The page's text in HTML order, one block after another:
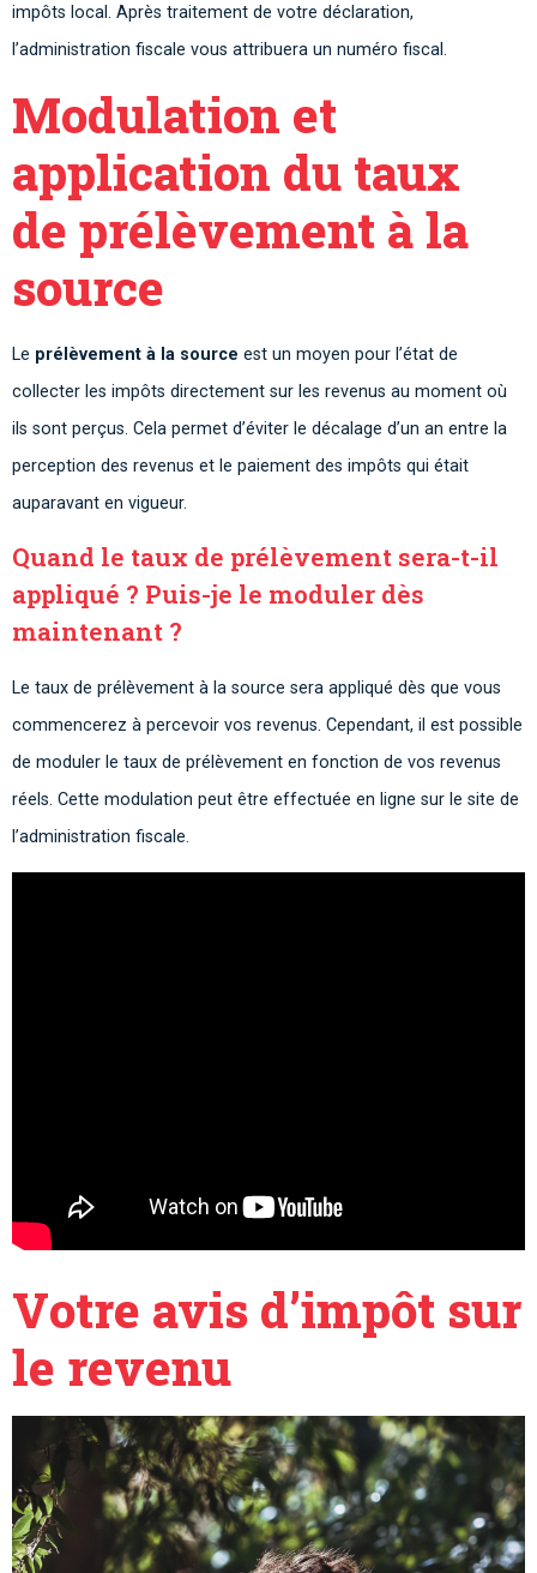
impôts local. Après traitement de votre déclaration,
l’administration fiscale vous attribuera un numéro fiscal.
Modulation et
application du taux
de prélèvement à la
source
Le prélèvement à la source est un moyen pour l’état de
collecter les impôts directement sur les revenus au moment où
ils sont perçus. Cela permet d’éviter le décalage d’un an entre la
perception des revenus et le paiement des impôts qui était
auparavant en vigueur.
Quand le taux de prélèvement sera-t-il
appliqué ? Puis-je le moduler dès
maintenant ?
Le taux de prélèvement à la source sera appliqué dès que vous
commencerez à percevoir vos revenus. Cependant, il est possible
de moduler le taux de prélèvement en fonction de vos revenus
réels. Cette modulation peut être effectuée en ligne sur le site de
l’administration fiscale.
Votre avis d’impôt sur
le revenu